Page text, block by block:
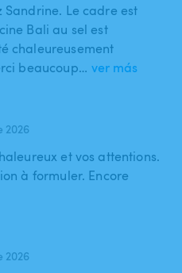
Le cadre est
Bali au sel est
chaleureusement
beaucoup… ver más
2026
et vos attentions.
à formuler. Encore
2026